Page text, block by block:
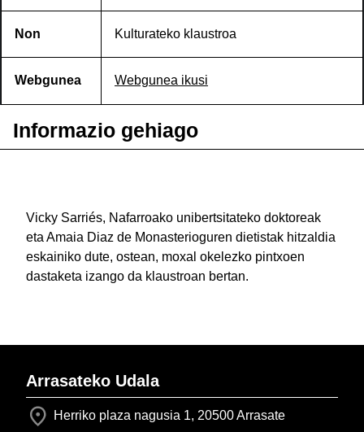
Non Kulturateko klaustroa
Webgunea Webgunea ikusi
Informazio gehiago
Vicky Sarriés, Nafarroako unibertsitateko doktoreak
eta Amaia Diaz de Monasterioguren dietistak hitzaldia
eskainiko dute, ostean, moxal okelezko pintxoen
dastaketa izango da klaustroan bertan.
Arrasateko Udala
Herriko plaza nagusia 1, 20500 Arrasate